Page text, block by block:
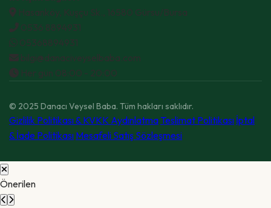
Hasanköy, Kuşçu Sk., 16580 Gürsu/Bursa
0536 8894931
05368894931
bilgi@danaciveyselbaba.com
Her gün 08:00 - 20:00
© 2025 Danacı Veysel Baba. Tüm hakları saklıdır.
Gizlilik Politikası & KVKK Aydınlatma Teslimat Politikası İptal
& İade Politikası Mesafeli Satış Sözleşmesi
Önerilen